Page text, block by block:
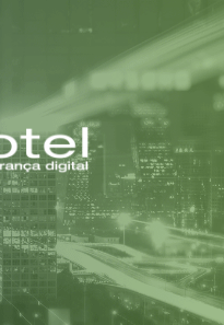
Neotel
Digital
segurança digital, legislação